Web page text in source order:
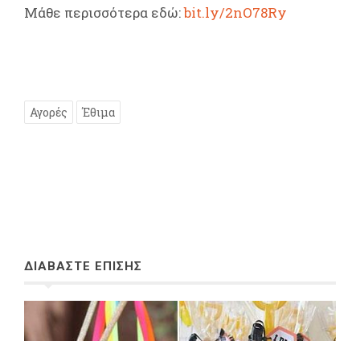
Μάθε περισσότερα εδώ:bit.ly/2nO78Ry
Αγορές Έθιμα
ΔΙΑΒΑΣΤΕ ΕΠΙΣΗΣ